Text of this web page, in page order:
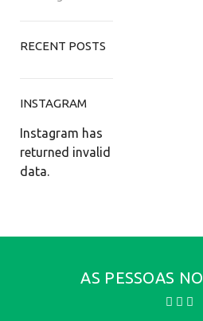
RECENT POSTS
INSTAGRAM
Instagram has
returned invalid
data.
AS PESSOAS